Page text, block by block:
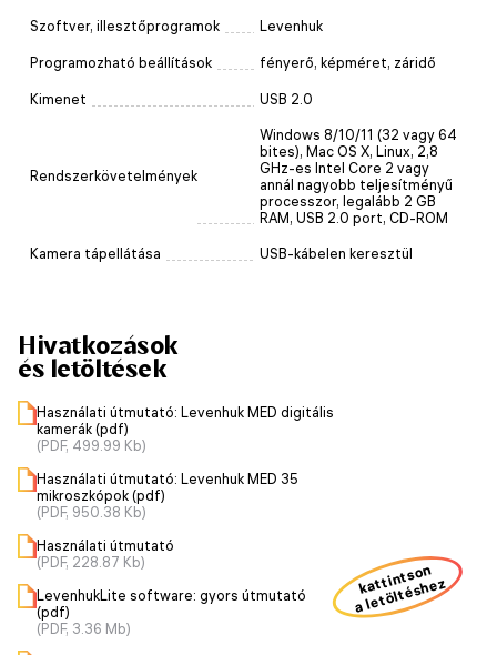
Szoftver, illesztőprogramok Levenhuk
Programozható beállítások fényerő, képméret, záridő
Kimenet USB 2.0
Rendszerkövetelmények
Windows 8/10/11 (32 vagy 64
bites), Mac OS X, Linux, 2,8
GHz-es Intel Core 2 vagy
annál nagyobb teljesítményű
processzor, legalább 2 GB
RAM, USB 2.0 port, CD-ROM
Kamera tápellátása USB-kábelen keresztül
Hivatkozások
és letöltések
Használati útmutató: Levenhuk MED digitális
kamerák (pdf)
(PDF, 499.99 Kb)
Használati útmutató: Levenhuk MED 35
mikroszkópok (pdf)
(PDF, 950.38 Kb)
Használati útmutató
(PDF, 228.87 Kb)
LevenhukLite software: gyors útmutató
(pdf)
(PDF, 3.36 Mb)
kattintson
a letöltéshez